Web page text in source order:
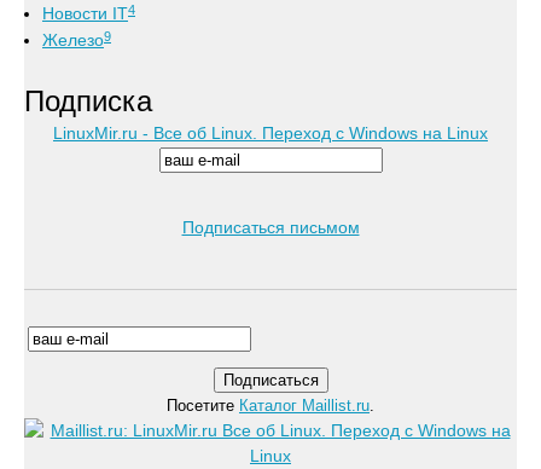
Новости IT4
Железо9
Подписка
LinuxMir.ru - Все об Linux. Переход с Windows на Linux
Подписаться письмом
Посетите Каталог Maillist.ru.